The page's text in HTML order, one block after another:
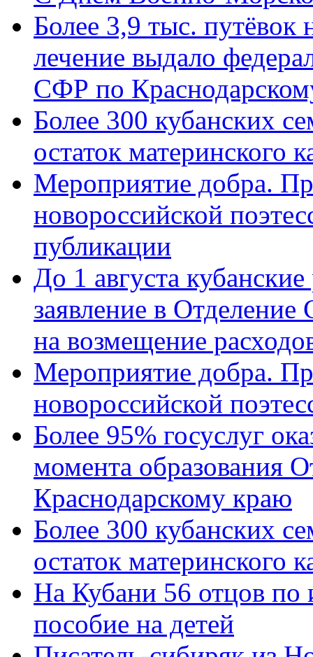
Более 3,9 тыс. путёвок
лечение выдало
СФР по
Более 300 кубанских
остаток материнского
Мероприятие добра.
новороссийской
публикации
До 1 августа
заявление в
на возмещение
Мероприятие добра.
новороссийской
Более 95% госуслуг
момента образования
Краснодарскому краю
Более 300 кубанских
остаток материнского
На Кубани 56 отцов по
пособие на детей